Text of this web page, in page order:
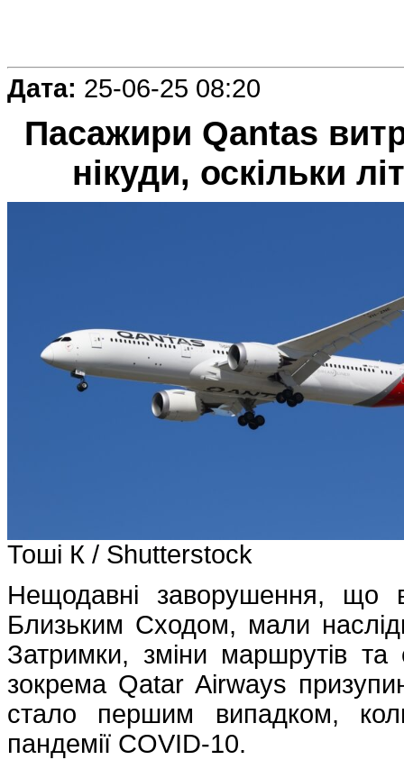
Дата: 25-06-25 08:20
Пасажири Qantas
нікуди, оскільки
Тоші К / Shutterstock
Нещодавні заворушення, що
Близьким Сходом, мали
Затримки, зміни маршрутів
зокрема Qatar Airways
стало першим випадком,
пандемії COVID-10.